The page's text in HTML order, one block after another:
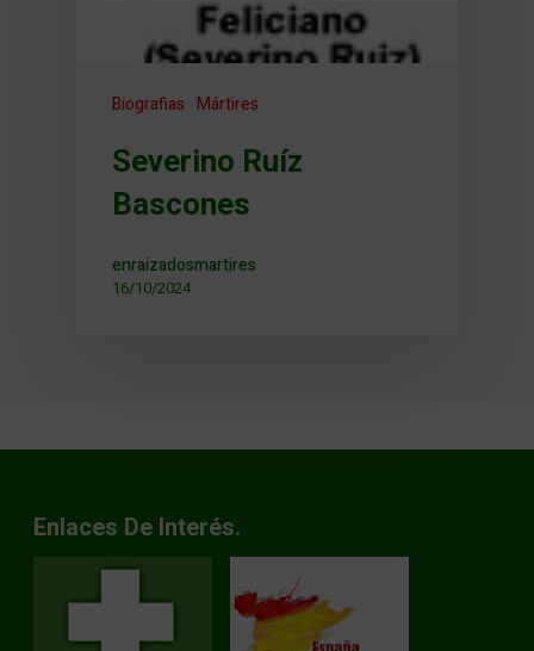
Biografias Mártires
Severino Ruíz
Bascones
enraizadosmartires
16/10/2024
Enlaces De Interés.